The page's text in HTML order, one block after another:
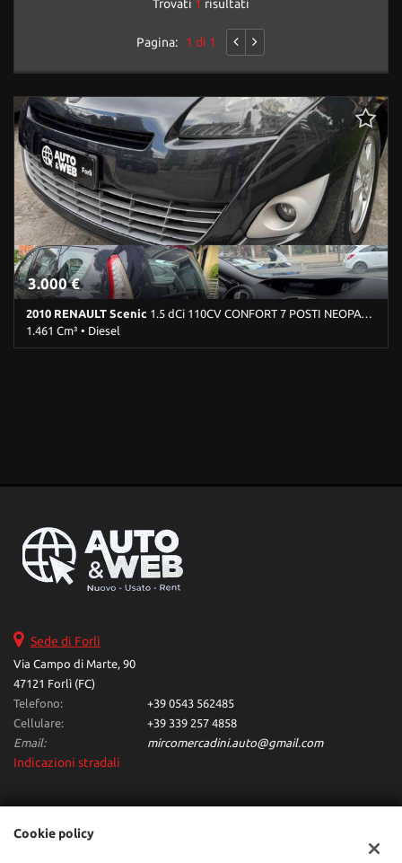
Trovati 1 risultati
Pagina: 1 di 1
3.000 €
2010 RENAULT Scenic 1.5 dCi 110CV CONFORT 7 POSTI NEOPATENTATI
1.461 Cm³ • Diesel
Sede di Forlì
Via Campo di Marte, 90
47121 Forlì (FC)
Telefono:
+39 0543 562485
Cellulare:
+39 339 257 4858
Email:
mircomercadini.auto@gmail.com
Indicazioni stradali
Dati fiscali:
Cookie policy